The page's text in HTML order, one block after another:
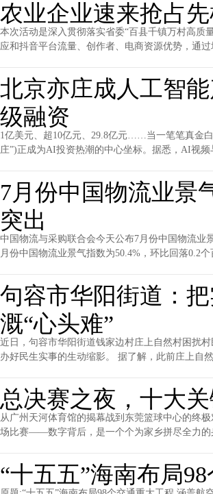
农业企业速来抢占
本次活动是深入贯彻落实省委“百县千镇万村高质
应和抖音平台流量、创作者、电商资源优势，通
北京亦庄成人工智
级融资
1亿美元、超10亿元、29.8亿元……当一笔笔真金
庄”)正成为AI投资热潮的中心坐标。据悉，AI视频
7月份中国物流业景
突出
中国物流与采购联合会今天公布7月份中国物流业
月份中国物流业景气指数为50.4%，环比回落0.2
句容市华阳街道：
溉“心头难”
近日，句容市华阳街道钱家边村庄上自然村困扰
办好民生实事的生动缩影。 据了解，此前庄上自
总决赛之夜，十大
从广州天河体育馆的揭幕战到东莞篮球中心的终
场比赛——数字背后，是一个个为家乡拼尽全力的
“十五五”海南布局